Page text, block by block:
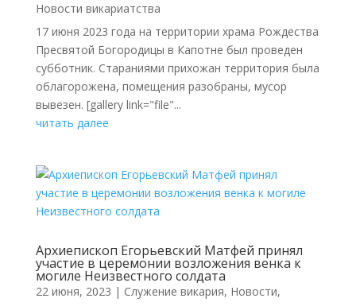
Новости викариатства
17 июня 2023 года на территории храма Рождества
Пресвятой Богородицы в Капотне был проведен
субботник. Стараниями прихожан территория была
облагорожена, помещения разобраны, мусор
вывезен. [gallery link="file"...
читать далее
Архиепископ Егорьевский Матфей принял
участие в церемонии возложения венка к
могиле Неизвестного солдата
22 июня, 2023 | Cлужение викария, Новости,